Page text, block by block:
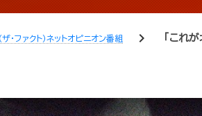
・ファクト）ネットオピニオン番組 chevron_right
「これ